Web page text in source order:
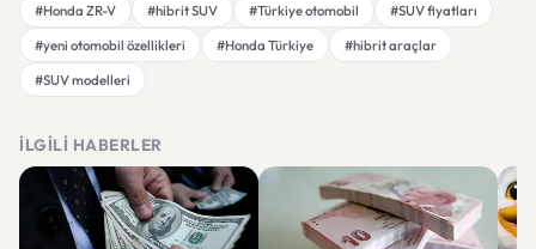
#Honda ZR-V #hibrit SUV #Türkiye otomobil
#SUV fiyatları
#yeni otomobil özellikleri
#Honda Türkiye
#hibrit araçlar
#SUV modelleri
İLGILI HABERLER